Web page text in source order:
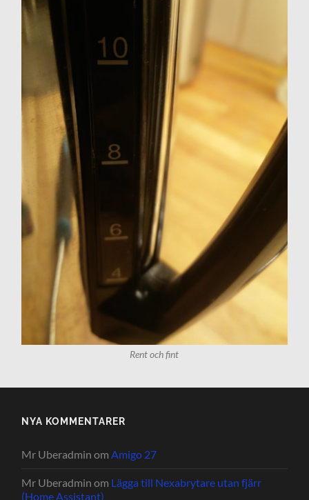
Rent och fint
NYA KOMMENTARER
Mr Uberadmin omAmigo 27
Mr Uberadmin om Lägga till Nexabrytare utan fjärr
(Home Assistant)